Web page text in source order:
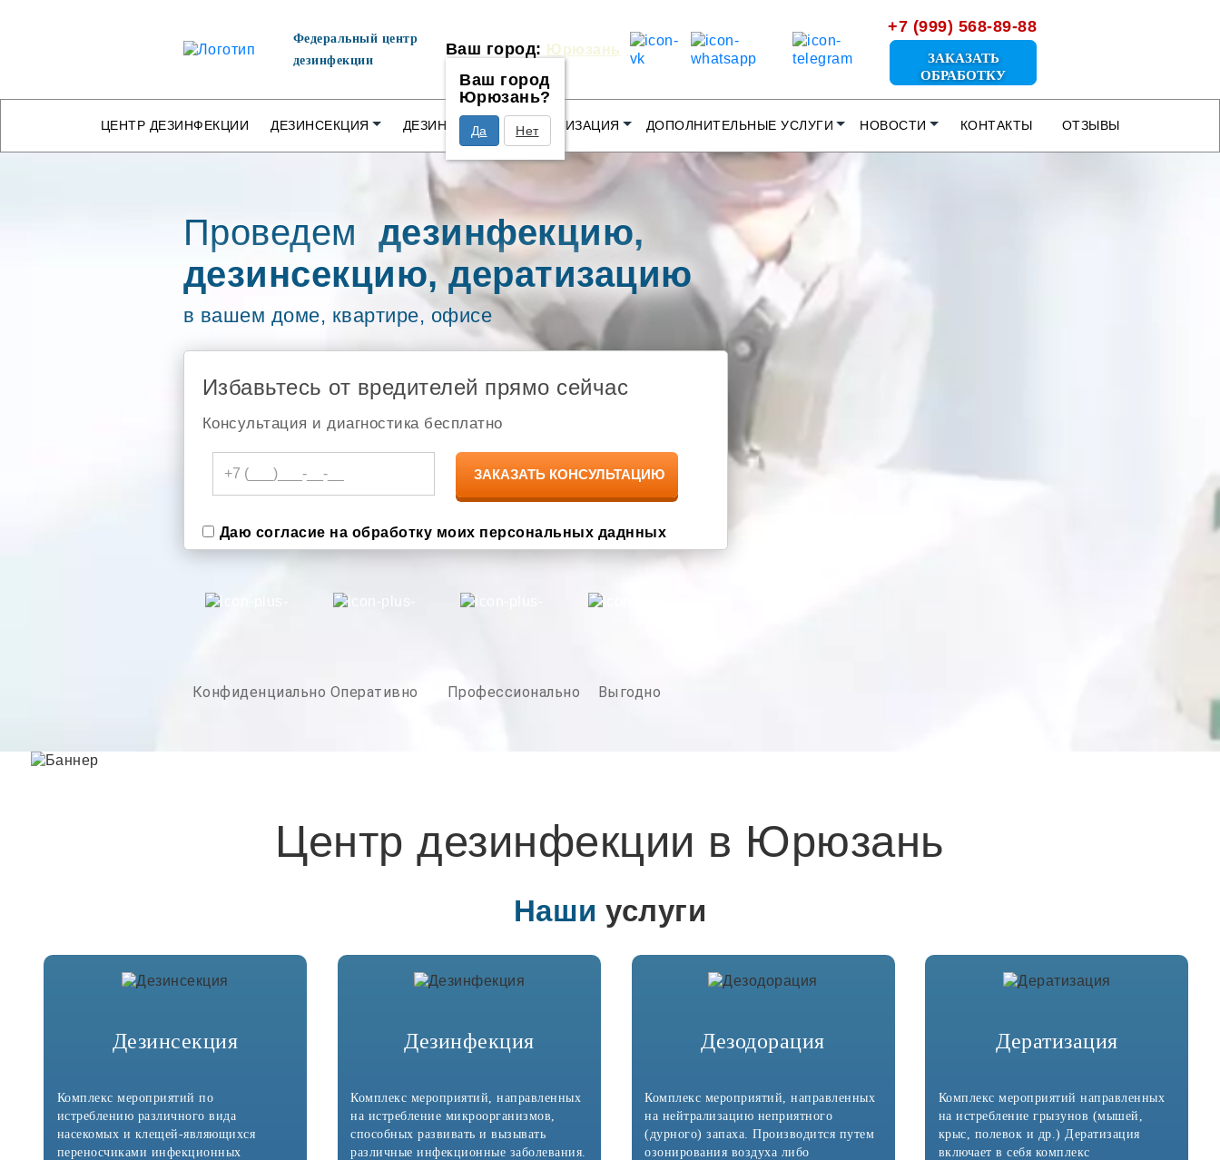
Федеральный центр
дезинфекции
Ваш город: Юрюзань
Ваш город
Юрюзань?
Да Нет
+7 (999) 568-89-88
ЗАКАЗАТЬ
ОБРАБОТКУ
ЦЕНТР ДЕЗИНФЕКЦИИ ДЕЗИНСЕКЦИЯ ДЕЗИНФЕКЦИЯ ДЕРАТИЗАЦИЯ ДОПОЛНИТЕЛЬНЫЕ УСЛУГИ НОВОСТИ КОНТАКТЫ ОТЗЫВЫ
Проведем дезинфекцию,
дезинсекцию, дератизацию
в вашем доме, квартире, офисе
Избавьтесь от вредителей прямо сейчас
Консультация и диагностика бесплатно
Даю согласие на обработку моих персональных даднных
Конфиденциально Оперативно Профессионально Выгодно
Центр дезинфекции в Юрюзань
Наши услуги
Дезинсекция
Комплекс мероприятий по
истреблению различного вида
насекомых и клещей-являющихся
переносчиками инфекционных
Дезинфекция
Комплекс мероприятий, направленных
на истребление микроорганизмов,
способных развивать и вызывать
различные инфекционные заболевания.
Дезодорация
Комплекс мероприятий, направленных
на нейтрализацию неприятного
(дурного) запаха. Производится путем
озонирования воздуха либо
Дератизация
Комплекс мероприятий направленных
на истребление грызунов (мышей,
крыс, полевок и др.) Дератизация
включает в себя комплекс